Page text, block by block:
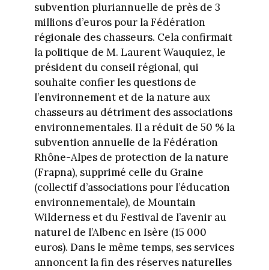
subvention pluriannuelle de près de 3
millions d’euros pour la Fédération
régionale des chasseurs. Cela confirmait
la politique de M. Laurent Wauquiez, le
président du conseil régional, qui
souhaite confier les questions de
l’environnement et de la nature aux
chasseurs au détriment des associations
environnementales. Il a réduit de 50 % la
subvention annuelle de la Fédération
Rhône-Alpes de protection de la nature
(Frapna), supprimé celle du Graine
(collectif d’associations pour l’éducation
environnementale), de Mountain
Wilderness et du Festival de l’avenir au
naturel de l’Albenc en Isère (15 000
euros). Dans le même temps, ses services
annoncent la fin des réserves naturelles